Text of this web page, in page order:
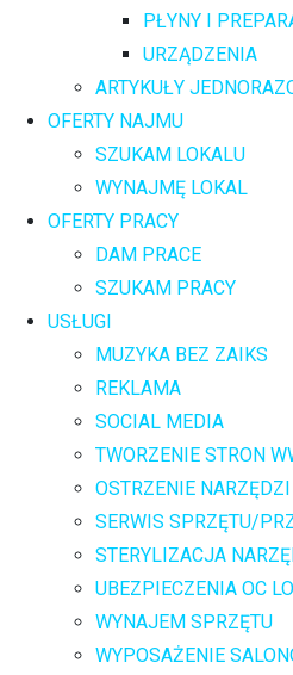
PŁYNY I
URZĄDZENIA
ARTYKUŁY
OFERTY NAJMU
SZUKAM LOKALU
WYNAJMĘ LOKAL
OFERTY PRACY
DAM PRACE
SZUKAM PRACY
USŁUGI
MUZYKA BEZ ZAIKS
REKLAMA
SOCIAL MEDIA
TWORZENIE STRON
OSTRZENIE NARZĘDZI
SERWIS SPRZĘTU/
STERYLIZACJA
UBEZPIECZENIA OC
WYNAJEM SPRZĘTU
WYPOSAŻENIE